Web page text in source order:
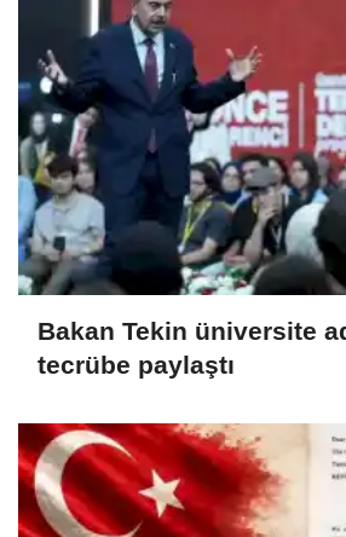
Bakan Tekin üniversite
tecrübe paylaştı